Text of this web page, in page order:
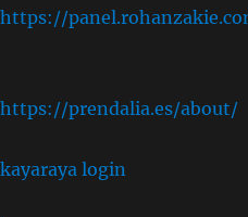
https://
https://prendalia.es/about/
kayaraya login